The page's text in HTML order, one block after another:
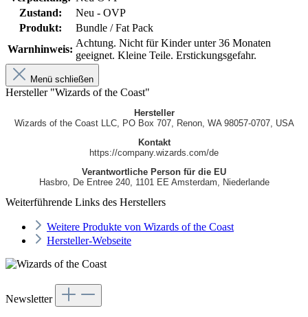
Zustand:
Neu - OVP
Produkt:
Bundle / Fat Pack
Warnhinweis:
Achtung. Nicht für Kinder unter 36 Monaten
geeignet. Kleine Teile. Erstickungsgefahr.
Menü schließen
Hersteller "Wizards of the Coast"
Hersteller
Wizards of the Coast LLC, PO Box 707, Renon, WA 98057-0707, USA
Kontakt
https://company.wizards.com/de
Verantwortliche Person für die EU
Hasbro, De Entree 240, 1101 EE Amsterdam, Niederlande
Weiterführende Links des Herstellers
Weitere Produkte von Wizards of the Coast
Hersteller-Webseite
Newsletter